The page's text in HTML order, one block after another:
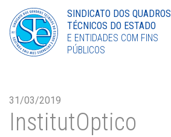
Torne-se Sócio
LinkedIn
SINDICATO DOS QUADROS
TÉCNICOS DO ESTADO
E ENTIDADES COM FINS
PÚBLICOS
31/03/2019
InstitutOptico